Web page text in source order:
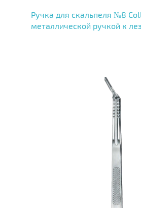
Ручка для скальпеля №8
металлической ручкой к